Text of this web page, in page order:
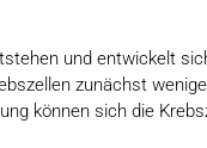
und entwickelt
zunächst
können sich die